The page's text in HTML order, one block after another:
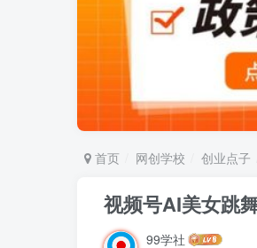
首页 网创学校 创业点子
视频号AI美女跳
99学社